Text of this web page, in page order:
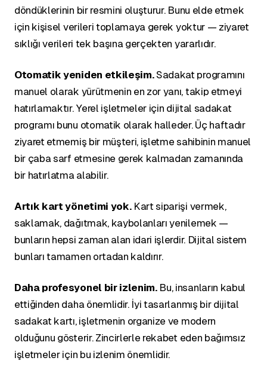
döndüklerinin bir resmini oluşturur. Bunu elde etmek
için kişisel verileri toplamaya gerek yoktur — ziyaret
sıklığı verileri tek başına gerçekten yararlıdır.
Otomatik yeniden etkileşim.Sadakat programını
manuel olarak yürütmenin en zor yanı, takip etmeyi
hatırlamaktır. Yerel işletmeler için dijital sadakat
programı bunu otomatik olarak halleder. Üç haftadır
ziyaret etmemiş bir müşteri, işletme sahibinin manuel
bir çaba sarf etmesine gerek kalmadan zamanında
bir hatırlatma alabilir.
Artık kart yönetimi yok.Kart siparişi vermek,
saklamak, dağıtmak, kaybolanları yenilemek —
bunların hepsi zaman alan idari işlerdir. Dijital sistem
bunları tamamen ortadan kaldırır.
Daha profesyonel bir izlenim.Bu, insanların kabul
ettiğinden daha önemlidir. İyi tasarlanmış bir dijital
sadakat kartı, işletmenin organize ve modern
olduğunu gösterir. Zincirlerle rekabet eden bağımsız
işletmeler için bu izlenim önemlidir.